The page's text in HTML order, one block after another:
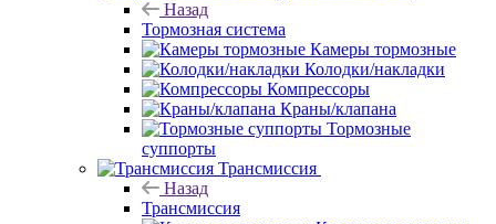
Назад
Тормозная система
Камеры тормозные
Колодки/накладки
Компрессоры
Краны/клапана
Тормозные
суппорты
Трансмиссия
Назад
Трансмиссия